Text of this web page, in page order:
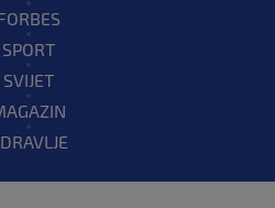
SPORT
SVIJET